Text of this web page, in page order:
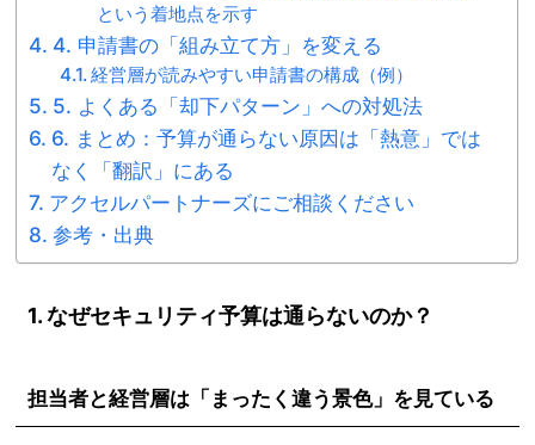
という着地点を示す
4. 申請書の「組み立て方」を変える
経営層が読みやすい申請書の構成（例）
5. よくある「却下パターン」への対処法
6. まとめ：予算が通らない原因は「熱意」では
なく「翻訳」にある
アクセルパートナーズにご相談ください
参考・出典
1. なぜセキュリティ予算は通らないのか？
担当者と経営層は「まったく違う景色」を見ている